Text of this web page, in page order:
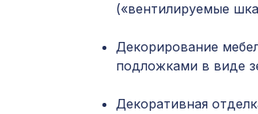
(«вентилируемые
Декорирование
подложками в виде
Декоративная